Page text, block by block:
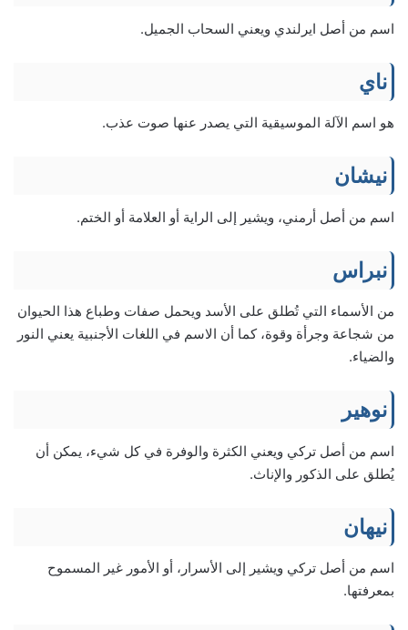
اسم من أصل ايرلندي ويعني السحاب الجميل.
ناي
هو اسم الآلة الموسيقية التي يصدر عنها صوت عذب.
نيشان
اسم من أصل أرمني، ويشير إلى الراية أو العلامة أو الختم.
نبراس
من الأسماء التي تُطلق على الأسد ويحمل صفات وطباع هذا الحيوان
من شجاعة وجرأة وقوة، كما أن الاسم في اللغات الأجنبية يعني النور
والضياء.
نوهير
اسم من أصل تركي ويعني الكثرة والوفرة في كل شيء، يمكن أن
يُطلق على الذكور والإناث.
نيهان
اسم من أصل تركي ويشير إلى الأسرار، أو الأمور غير المسموح
بمعرفتها.